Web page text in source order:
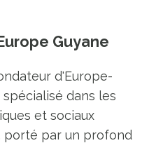
Guyane
d'Europe-
spécialisé dans les
et sociaux
porté par un profond